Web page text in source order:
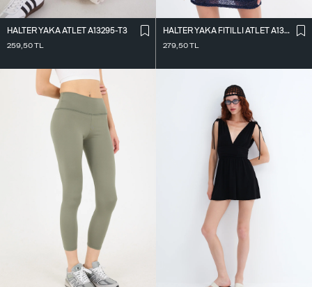
HALTER YAKA ATLET A13295-T3
259,50TL
HALTER YAKA FITILLI ATLET A13294-L7
279,50TL